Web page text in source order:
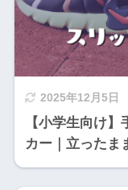
2025年12月5日
【小学生向け
カー｜立ったま